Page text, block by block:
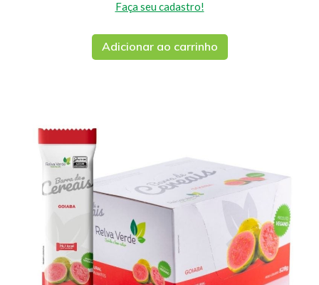
Faça seu cadastro!
Adicionar ao carrinho